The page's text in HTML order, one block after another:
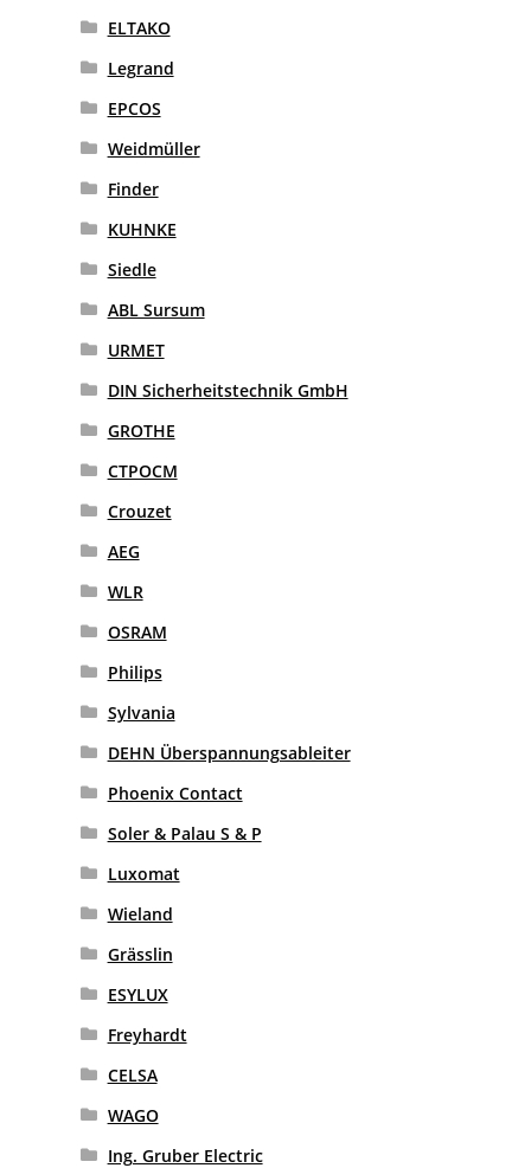
ELTAKO
Legrand
EPCOS
Weidmüller
Finder
KUHNKE
Siedle
ABL Sursum
URMET
DIN Sicherheitstechnik GmbH
GROTHE
CTPOCM
Crouzet
AEG
WLR
OSRAM
Philips
Sylvania
DEHN Überspannungsableiter
Phoenix Contact
Soler & Palau S & P
Luxomat
Wieland
Grässlin
ESYLUX
Freyhardt
CELSA
WAGO
Ing. Gruber Electric